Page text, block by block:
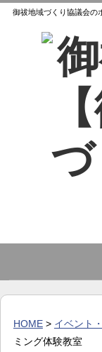
御祓地域づくり協議会の
HOME> イベント
ミング体験教室